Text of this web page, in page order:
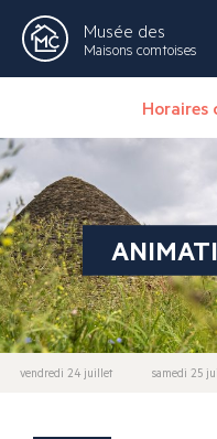
Musée des
Maisons comtoises
Horaires
vendredi 24 juillet samedi 25